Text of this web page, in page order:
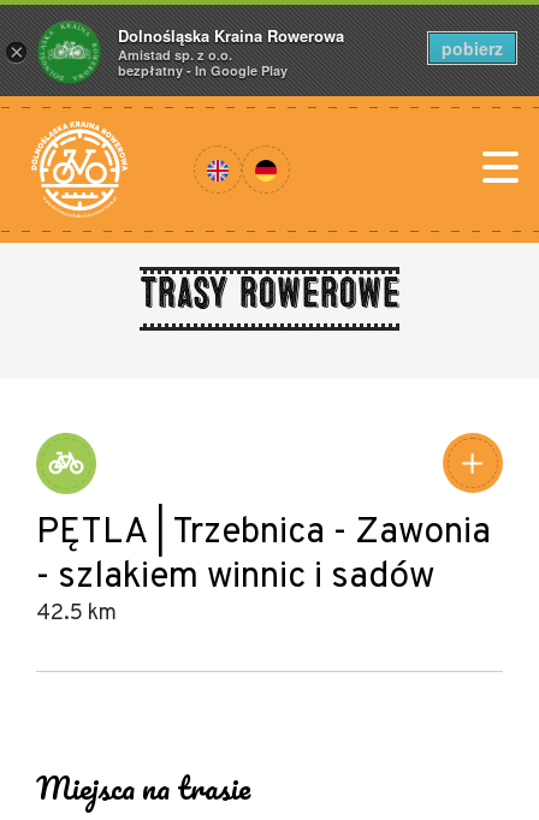
Trasy rowerowe
PĘTLA | Trzebnica - Zawonia
- szlakiem winnic i sadów
42.5 km
−
Miejsca na trasie
×
Dolnośląska Kraina Rowerowa
Amistad sp. z o.o.
bezpłatny - In Google Play
pobierz